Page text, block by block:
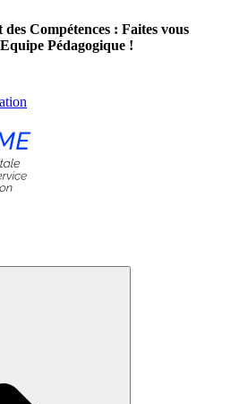
Compétences : Faites vous
Pédagogique !